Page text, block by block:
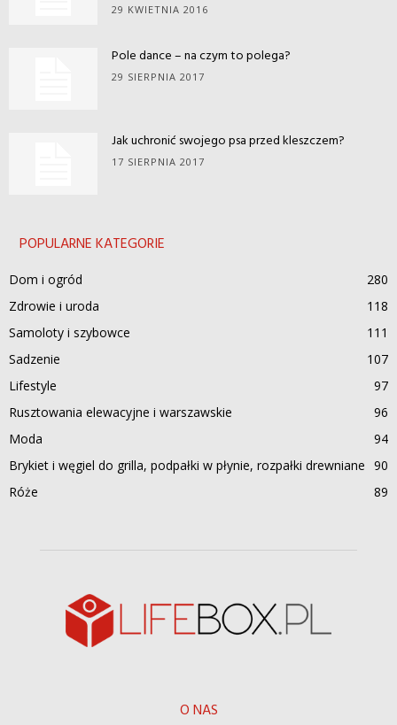
29 KWIETNIA 2016
Pole dance – na czym to polega?
29 SIERPNIA 2017
Jak uchronić swojego psa przed kleszczem?
17 SIERPNIA 2017
POPULARNE KATEGORIE
Dom i ogród
280
Zdrowie i uroda
118
Samoloty i szybowce
111
Sadzenie
107
Lifestyle
97
Rusztowania elewacyjne i warszawskie
96
Moda
94
Brykiet i węgiel do grilla, podpałki w płynie, rozpałki drewniane 90
Róże
89
O NAS